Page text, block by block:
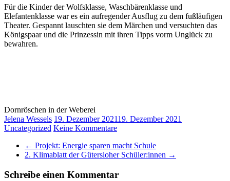
Für die Kinder der Wolfsklasse, Waschbärenklasse und
Elefantenklasse war es ein aufregender Ausflug zu dem fußläufigen
Theater. Gespannt lauschten sie dem Märchen und versuchten das
Königspaar und die Prinzessin mit ihren Tipps vorm Unglück zu
bewahren.
Dornröschen in der Weberei
Jelena Wessels 19. Dezember 202119. Dezember 2021
Uncategorized Keine Kommentare
← Projekt: Energie sparen macht Schule
2. Klimablatt der Gütersloher Schüler:innen →
Schreibe einen Kommentar